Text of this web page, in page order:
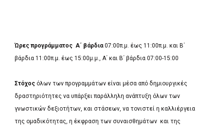
Ώρες προγράμματος Α΄ βάρδια07:00π.μ. έως 11:00π.μ. και Β΄
βάρδια 11:00π.μ. έως 15:00μ.μ., Α΄ και Β΄ βάρδια 07:00-15:00
Στόχος όλων των προγραμμάτων είναι μέσα από δημιουργικές
δραστηριότητες να υπάρξει παράλληλη ανάπτυξη όλων των
γνωστικών δεξιοτήτων, και στάσεων, να τονιστεί η καλλιέργεια
της ομαδικότητας, η έκφραση των συναισθημάτων και της